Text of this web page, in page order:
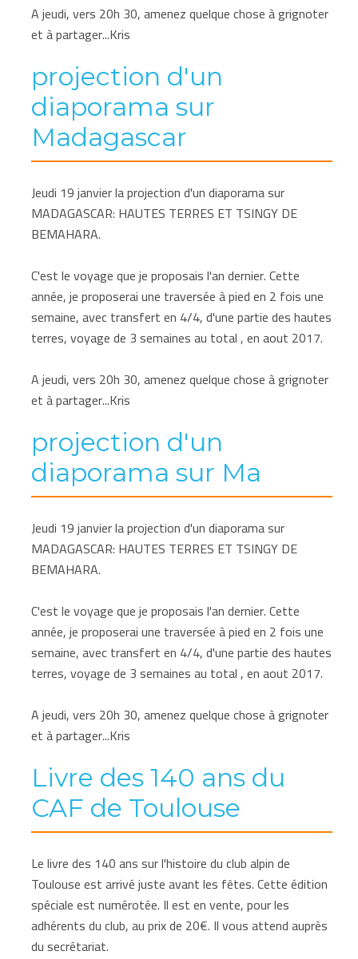
A jeudi, vers 20h 30, amenez quelque chose à grignoter
et à partager...Kris
projection d'un
diaporama sur
Madagascar
Jeudi 19 janvier la projection d'un diaporama sur
MADAGASCAR: HAUTES TERRES ET TSINGY DE
BEMAHARA.
C'est le voyage que je proposais l'an dernier. Cette
année, je proposerai une traversée à pied en 2 fois une
semaine, avec transfert en 4/4, d'une partie des hautes
terres, voyage de 3 semaines au total , en aout 2017.
A jeudi, vers 20h 30, amenez quelque chose à grignoter
et à partager...Kris
projection d'un
diaporama sur Ma
Jeudi 19 janvier la projection d'un diaporama sur
MADAGASCAR: HAUTES TERRES ET TSINGY DE
BEMAHARA.
C'est le voyage que je proposais l'an dernier. Cette
année, je proposerai une traversée à pied en 2 fois une
semaine, avec transfert en 4/4, d'une partie des hautes
terres, voyage de 3 semaines au total , en aout 2017.
A jeudi, vers 20h 30, amenez quelque chose à grignoter
et à partager...Kris
Livre des 140 ans du
CAF de Toulouse
Le livre des 140 ans sur l'histoire du club alpin de
Toulouse est arrivé juste avant les fêtes. Cette édition
spéciale est numérotée. Il est en vente, pour les
adhérents du club, au prix de 20€. Il vous attend auprès
du secrétariat.